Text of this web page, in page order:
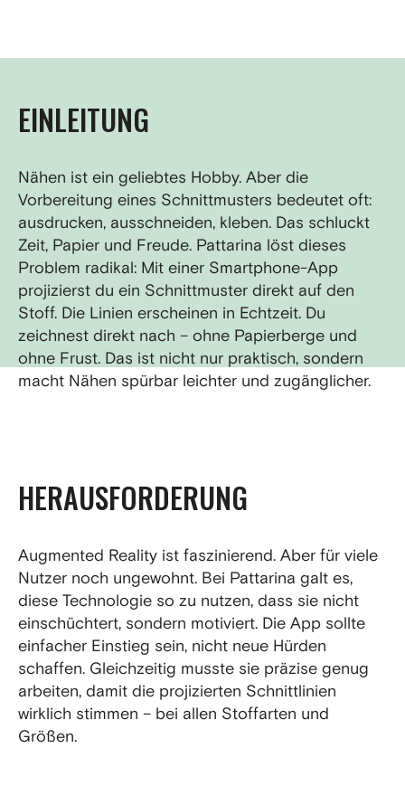
EINLEITUNG
Nähen ist ein geliebtes Hobby. Aber die
Vorbereitung eines Schnittmusters bedeutet oft:
ausdrucken, ausschneiden, kleben. Das schluckt
Zeit, Papier und Freude. Pattarina löst dieses
Problem radikal: Mit einer Smartphone-App
projizierst du ein Schnittmuster direkt auf den
Stoff. Die Linien erscheinen in Echtzeit. Du
zeichnest direkt nach – ohne Papierberge und
ohne Frust. Das ist nicht nur praktisch, sondern
macht Nähen spürbar leichter und zugänglicher.
HERAUSFORDERUNG
Augmented Reality ist faszinierend. Aber für viele
Nutzer noch ungewohnt. Bei Pattarina galt es,
diese Technologie so zu nutzen, dass sie nicht
einschüchtert, sondern motiviert. Die App sollte
einfacher Einstieg sein, nicht neue Hürden
schaffen. Gleichzeitig musste sie präzise genug
arbeiten, damit die projizierten Schnittlinien
wirklich stimmen – bei allen Stoffarten und
Größen.